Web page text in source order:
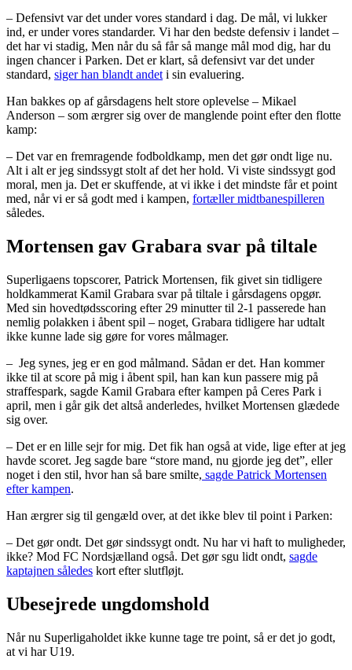
– Defensivt var det under vores standard i dag. De mål, vi lukker
ind, er under vores standarder. Vi har den bedste defensiv i landet –
det har vi stadig, Men når du så får så mange mål mod dig, har du
ingen chancer i Parken. Det er klart, så defensivt var det under
standard, siger han blandt andet i sin evaluering.
Han bakkes op af gårsdagens helt store oplevelse – Mikael
Anderson – som ærgrer sig over de manglende point efter den flotte
kamp:
– Det var en fremragende fodboldkamp, men det gør ondt lige nu.
Alt i alt er jeg sindssygt stolt af det her hold. Vi viste sindssygt god
moral, men ja. Det er skuffende, at vi ikke i det mindste får et point
med, når vi er så godt med i kampen, fortæller midtbanespilleren
således.
Mortensen gav Grabara svar på tiltale
Superligaens topscorer, Patrick Mortensen, fik givet sin tidligere
holdkammerat Kamil Grabara svar på tiltale i gårsdagens opgør.
Med sin hovedtødsscoring efter 29 minutter til 2-1 passerede han
nemlig polakken i åbent spil – noget, Grabara tidligere har udtalt
ikke kunne lade sig gøre for vores målmager.
– Jeg synes, jeg er en god målmand. Sådan er det. Han kommer
ikke til at score på mig i åbent spil, han kan kun passere mig på
straffespark, sagde Kamil Grabara efter kampen på Ceres Park i
april, men i går gik det altså anderledes, hvilket Mortensen glædede
sig over.
– Det er en lille sejr for mig. Det fik han også at vide, lige efter at jeg
havde scoret. Jeg sagde bare “store mand, nu gjorde jeg det”, eller
noget i den stil, hvor han så bare smilte, sagde Patrick Mortensen
efter kampen.
Han ærgrer sig til gengæld over, at det ikke blev til point i Parken:
– Det gør ondt. Det gør sindssygt ondt. Nu har vi haft to muligheder,
ikke? Mod FC Nordsjælland også. Det gør sgu lidt ondt, sagde
kaptajnen således kort efter slutfløjt.
Ubesejrede ungdomshold
Når nu Superligaholdet ikke kunne tage tre point, så er det jo godt,
at vi har U19.